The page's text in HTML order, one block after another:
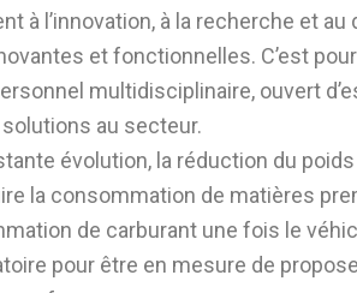
à l’innovation, à la recherche et
et fonctionnelles. C’est
multidisciplinaire, ouvert
au secteur.
évolution, la réduction du
la consommation de matières
de carburant une fois le
pour être en mesure de